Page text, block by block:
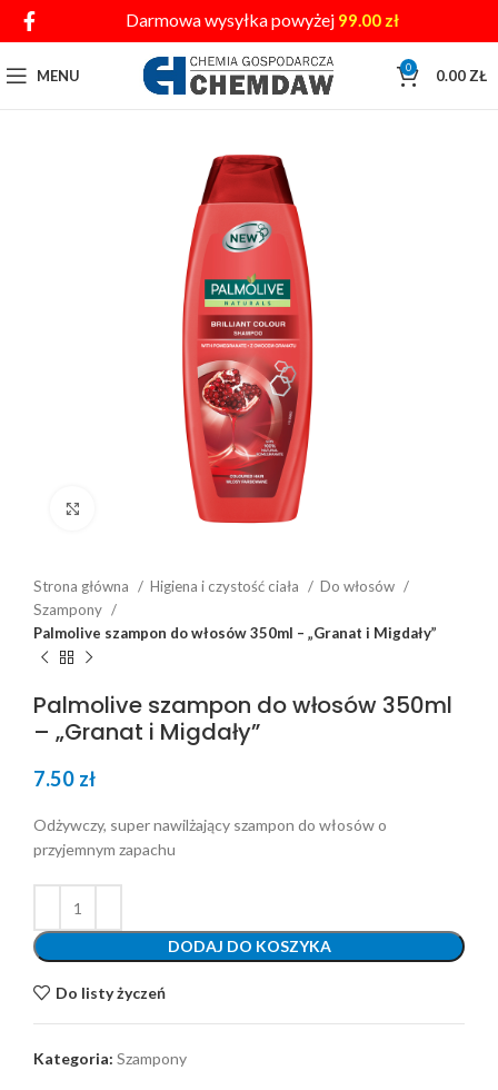
Darmowa wysyłka powyżej 99.00 zł
MENU 0 0.00 ZŁ
Click to enlarge
Strona główna Higiena i czystość ciała
Do włosów
Szampony
Palmolive szampon do włosów 350ml – „Granat i Migdały”
Palmolive szampon do włosów 350ml
– „Granat i Migdały”
7.50 zł
Odżywczy, super nawilżający szampon do włosów o
przyjemnym zapachu
DODAJ DO KOSZYKA
Do listy życzeń
Kategoria: Szampony